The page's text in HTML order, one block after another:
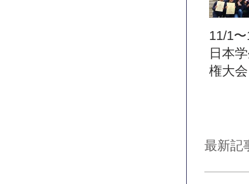
11/1
日本
権大会
最新記